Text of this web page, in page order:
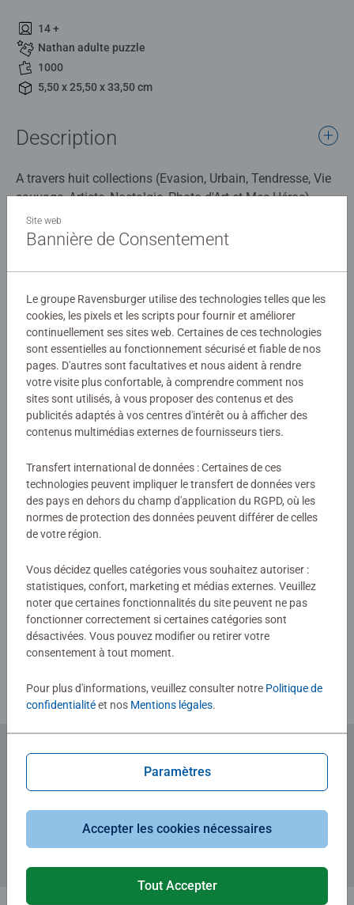
14 +
Nathan adulte puzzle
1000
5,50 x 25,50 x 33,50 cm
Description
A travers huit collections (Evasion, Urbain, Tendresse, Vie
sauvage, Artiste, Nostalgie, Photo d'Art et Mes Héros),
Nathan dévoile une sélection raffinée d'images inédites et
originales, pour répondre à toutes les envies de puzzle.
élabore ses puzzles à partir d'images choisies avec le
plus grand soin, pour leur qualité, leur dimension
symbolique ou les émotions qu'elles suscitent. Pour les
puzzleurs entraînés, le format 1000 pièces est idéal pour
profiter de cette activité, propice au calme et à la
relaxation.
Retrouvez un large choix d’images sur l’ensemble de nos
formats de 500 à 3000 pièces, pour les débutants comme
puzzles bénéficient d’une découpe de haute précision et
d’un encastrement parfait pour vous garantir une
expérience d’assemblage optimale.
Détails
EAN:
4005555009078
Avertissements et informations du fabricant
Produits similaires
Aucune évaluation n'a encore été
soumise
0/0
Rédiger une évaluation
Consignes d'évaluation
Abonnez-vous à notre newsletter
Site web
Bannière de Consentement
Le groupe Ravensburger utilise des technologies telles que les
cookies, les pixels et les scripts pour fournir et améliorer
continuellement ses sites web. Certaines de ces technologies
sont essentielles au fonctionnement sécurisé et fiable de nos
pages. D'autres sont facultatives et nous aident à rendre
votre visite plus confortable, à comprendre comment nos
sites sont utilisés, à vous proposer des contenus et des
publicités adaptés à vos centres d'intérêt ou à afficher des
contenus multimédias externes de fournisseurs tiers.
Transfert international de données : Certaines de ces
technologies peuvent impliquer le transfert de données vers
des pays en dehors du champ d'application du RGPD, où les
normes de protection des données peuvent différer de celles
de votre région.
Vous décidez quelles catégories vous souhaitez autoriser :
statistiques, confort, marketing et médias externes. Veuillez
noter que certaines fonctionnalités du site peuvent ne pas
fonctionner correctement si certaines catégories sont
désactivées. Vous pouvez modifier ou retirer votre
consentement à tout moment.
Pour plus d'informations, veuillez consulter notre Politique de
confidentialitéet nos Mentions légales.
Paramètres
Accepter les cookies nécessaires
Tout Accepter